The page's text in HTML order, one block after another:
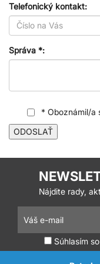
Telefonický kontakt:
Správa *:
* Oboznámil/a
ODOSLAŤ
Nájdite rady,
Súhlasím so